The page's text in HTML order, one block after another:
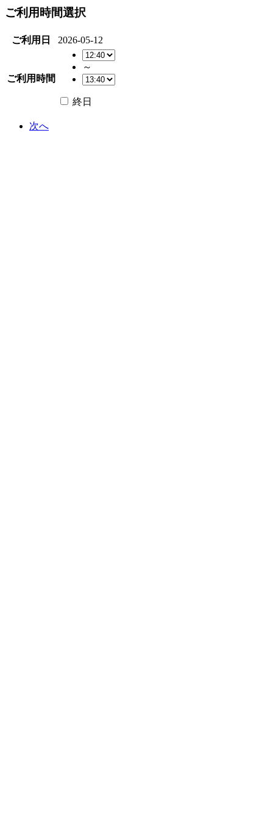
ご利用時間選択
ご利用日 2026-05-12
ご利用時間
～
終日
次へ